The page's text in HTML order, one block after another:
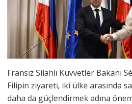
Fransız Silahlı Kuvvetler Bakanı
Filipin ziyareti, iki ülke arasında
daha da güçlendirmek adına